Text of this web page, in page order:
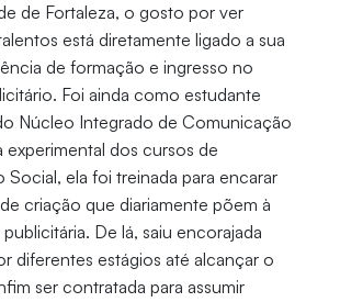
de Fortaleza, o gosto por ver
está diretamente ligado a sua
de formação e ingresso no
Foi ainda como estudante
Núcleo Integrado de Comunicação
experimental dos cursos de
ela foi treinada para encarar
criação que diariamente põem à
De lá, saiu encorajada
diferentes estágios até alcançar o
ser contratada para assumir